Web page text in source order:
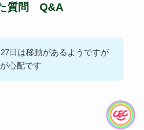
質問 Q&A
日は移動があるようですが
心配です